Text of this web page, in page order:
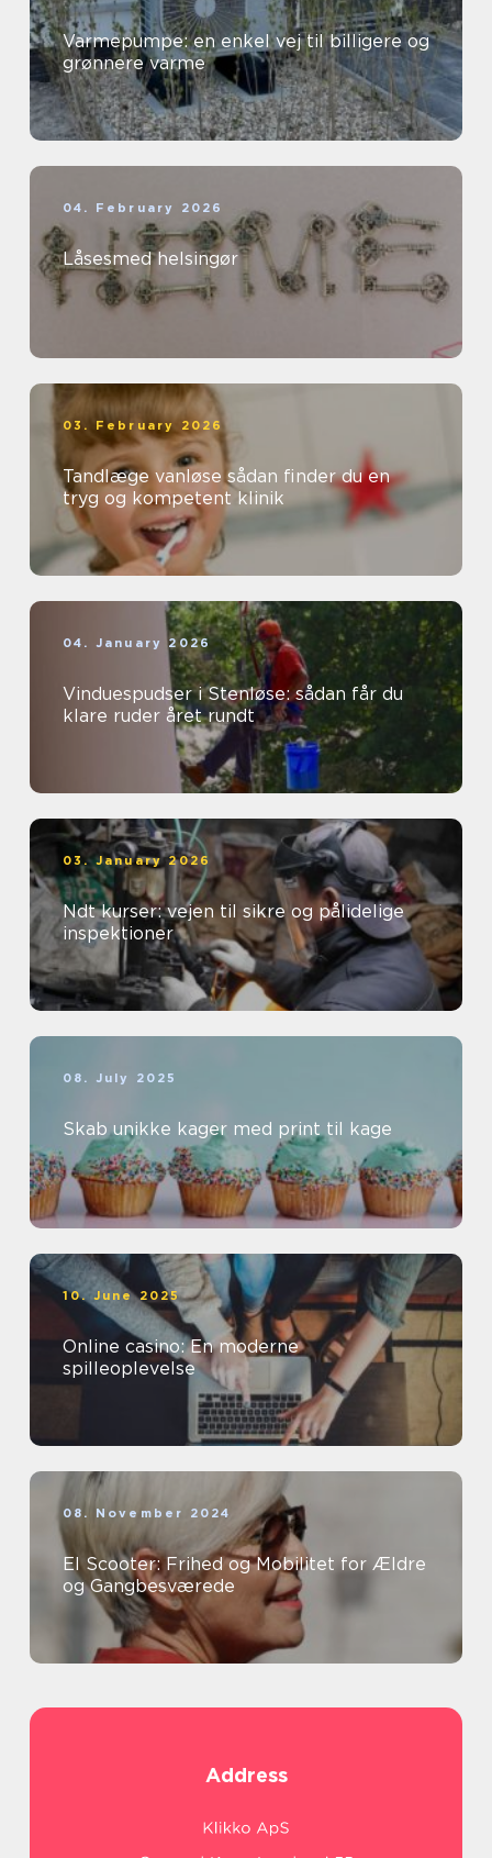
Varmepumpe: en enkel vej til billigere og
grønnere varme
04. February 2026
Låsesmed helsingør
03. February 2026
Tandlæge vanløse sådan finder du en
tryg og kompetent klinik
04. January 2026
Vinduespudser i Stenløse: sådan får du
klare ruder året rundt
03. January 2026
Ndt kurser: vejen til sikre og pålidelige
inspektioner
08. July 2025
Skab unikke kager med print til kage
10. June 2025
Online casino: En moderne
spilleoplevelse
08. November 2024
El Scooter: Frihed og Mobilitet for Ældre
og Gangbesværede
Address